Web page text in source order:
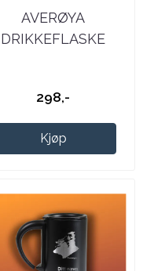
AVERØYA
DRIKKEFLASKE
298,-
Kjøp